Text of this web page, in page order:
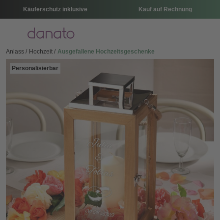
Käuferschutz inklusive Kauf auf Rechnung
Menü
Anlass Hochzeit Ausgefallene Hochzeitsgeschenke
Personalisierbar